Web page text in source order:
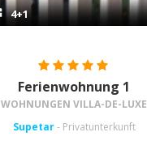
4+1
Ferienwohnung 1
WOHNUNGEN VILLA-DE-LUXE
Supetar - Privatunterkunft